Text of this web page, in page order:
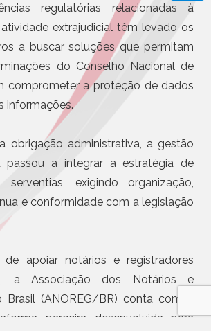
regulatórias relacionadas à
extrajudicial têm levado os
a buscar soluções que permitam
do Conselho Nacional de
comprometer a proteção de dados
informações.
obrigação administrativa, a gestão
passou a integrar a estratégia de
serventias, exigindo organização,
e conformidade com a legislação
apoiar notários e registradores
a Associação dos Notários e
Brasil (ANOREG/BR) conta com a
parceira desenvolvida para